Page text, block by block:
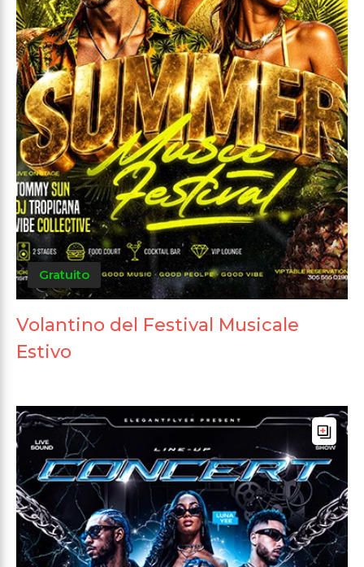
Gratuito
Volantino del Festival Musicale
Estivo